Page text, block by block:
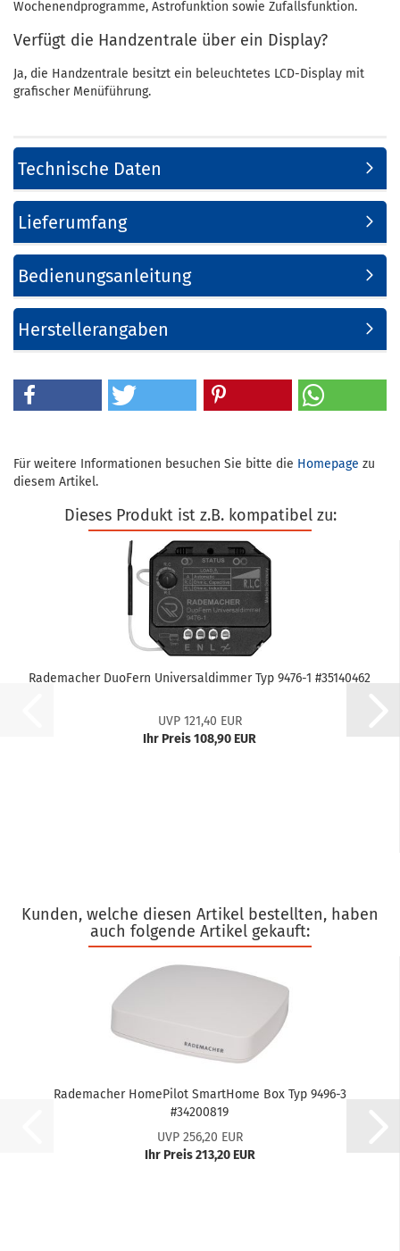
Wochenendprogramme, Astrofunktion sowie Zufallsfunktion.
Verfügt die Handzentrale über ein Display?
Ja, die Handzentrale besitzt ein beleuchtetes LCD-Display mit
grafischer Menüführung.
Technische Daten
Lieferumfang
Bedienungsanleitung
Herstellerangaben
Für weitere Informationen besuchen Sie bitte die Homepage zu
diesem Artikel.
Dieses Produkt ist z.B. kompatibel zu:
Ra­de­ma­cher Du­o­Fern Uni­ver­sal­dim­mer Typ 9476-​1 #35140462
UVP 121,40 EUR
Ihr Preis 108,90 EUR
Kunden, welche diesen Artikel bestellten, haben
auch folgende Artikel gekauft:
Ra­de­ma­cher Home­Pi­lot Smar­tHome Box Typ 9496-​3
#34200819
UVP 256,20 EUR
Ihr Preis 213,20 EUR